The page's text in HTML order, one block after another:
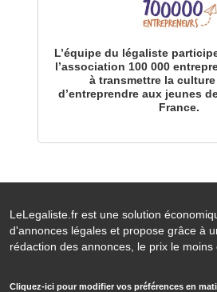
L’équipe du légaliste
l’association 100 000
à transmettre la culture
d’entreprendre aux jeunes
France.
LeLegaliste.fr est une solution
d'annonces légales et propose grâce à
rédaction des annonces, le prix le moins
Cliquez-ici pour modifier vos préférences en